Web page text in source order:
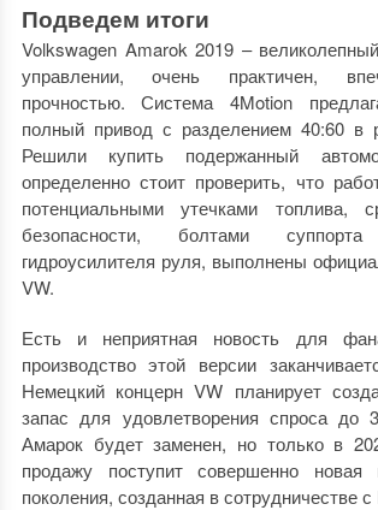
Подведем итоги
Volkswagen Amarok 2019 –
управлении, очень практичен,
прочностью. Система 4Motion
полный привод с разделением 40:60 в
Решили купить подержанный
определенно стоит проверить, что
потенциальными утечками топлива,
безопасности, болтами
гидроусилителя руля, выполнены
VW.
Есть и неприятная новость для
производство этой версии
Немецкий концерн VW планирует
запас для удовлетворения спроса до
Амарок будет заменен, но только в
продажу поступит совершенно новая
поколения, созданная в сотрудничестве с